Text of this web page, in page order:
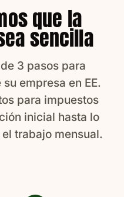
que la
sencilla
3 pasos para
empresa en EE.
para impuestos
inicial hasta lo
trabajo mensual.